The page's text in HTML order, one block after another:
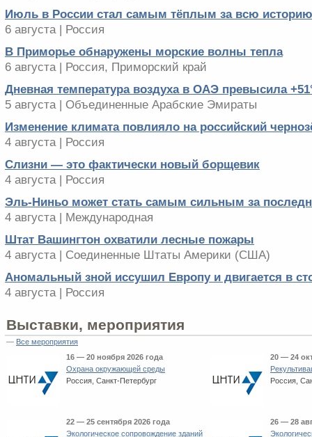
Июль в России стал самым тёплым за всю историю
6 августа | Россия
В Приморье обнаружены морские волны тепла
6 августа | Россия, Приморский край
Дневная температура воздуха в ОАЭ превысила
5 августа | Объединенные Арабские Эмираты
Изменение климата повлияло на российский
4 августа | Россия
Слизни — это фактически новый борщевик
4 августа | Россия
Эль-Ниньо может стать самым сильным за
4 августа | Международная
Штат Вашингтон охватили лесные пожары
4 августа | Соединенные Штаты Америки (США)
Аномальный зной иссушил Европу и двигается в
4 августа | Россия
Выставки, мероприятия
— Все мероприятия
16 — 20 ноября 2026 года
Охрана окружающей среды
Россия, Санкт-Петербург
20 — 24
Россия,
22 — 25 сентября 2026 года
Экологическое сопровождение зданий
26 — 28